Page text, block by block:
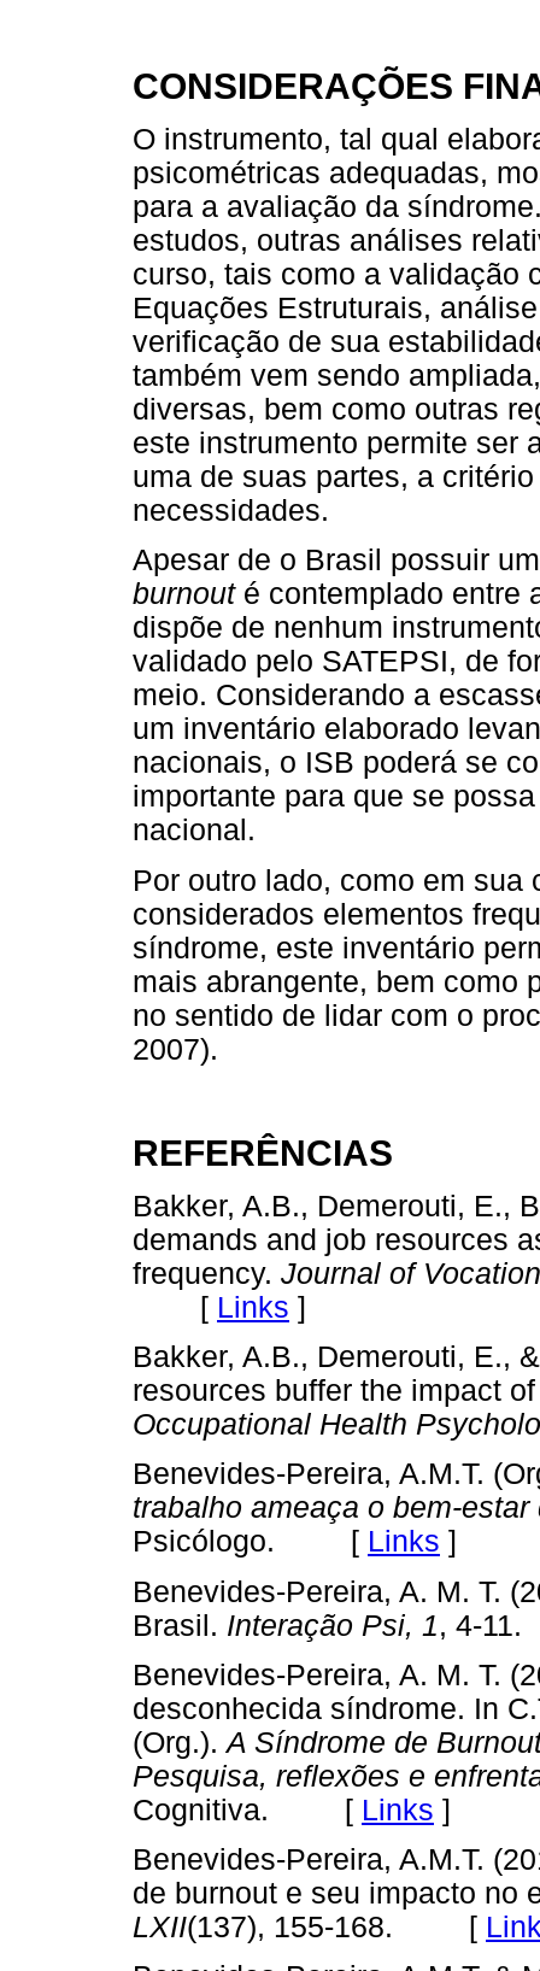
CONSIDERAÇÕES
O instrumento, tal qual
psicométricas adequadas,
para a avaliação da
estudos, outras análises
curso, tais como a validação
Equações Estruturais,
verificação de sua
também vem sendo
diversas, bem como outras
este instrumento permite ser
uma de suas partes, a
necessidades.
Apesar de o Brasil possuir
burnout é contemplado entre
dispõe de nenhum
validado pelo SATEPSI, de
meio. Considerando a
um inventário elaborado
nacionais, o ISB poderá se
importante para que se
nacional.
Por outro lado, como em sua
considerados elementos
síndrome, este inventário
mais abrangente, bem como
no sentido de lidar com o
2007).
REFERÊNCIAS
Bakker, A.B., Demerouti, E.,
demands and job resources
frequency. Journal of
[ Links ]
Bakker, A.B., Demerouti, E.,
resources buffer the impact
Occupational Health
Benevides-Pereira, A.M.T.
trabalho ameaça o bem-estar
Psicólogo. [ Links ]
Benevides-Pereira, A. M. T.
Brasil. Interação Psi, 1, 4-
Benevides-Pereira, A. M. T.
desconhecida síndrome. In
(Org.).A Síndrome de
Pesquisa, reflexões e
Cognitiva. [ Links ]
Benevides-Pereira, A.M.T.
de burnout e seu impacto no
LXII(137), 155-168. [